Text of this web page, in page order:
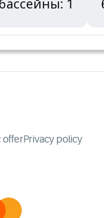
1
offerPrivacy policy